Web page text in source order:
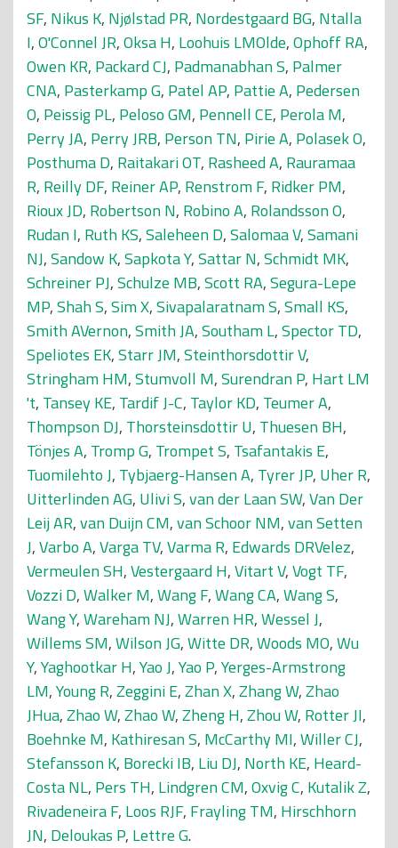
SF, Nikus K, Njølstad PR, Nordestgaard BG, Ntalla
I,O'Connel JR,Oksa H, Loohuis LMOlde,Ophoff RA,
Owen KR, Packard CJ, Padmanabhan S, Palmer
CNA, Pasterkamp G, Patel AP, Pattie A, Pedersen
O, Peissig PL, Peloso GM, Pennell CE, Perola M,
Perry JA, Perry JRB, Person TN, Pirie A, Polasek O,
Posthuma D, Raitakari OT, Rasheed A, Rauramaa
R, Reilly DF, Reiner AP, Renstrom F, Ridker PM,
Rioux JD, Robertson N, Robino A, Rolandsson O,
Rudan I, Ruth KS,Saleheen D,Salomaa V,Samani
NJ,Sandow K,Sapkota Y,Sattar N,Schmidt MK,
Schreiner PJ,Schulze MB,Scott RA,Segura-Lepe
MP,Shah S,Sim X,Sivapalaratnam S,Small KS,
Smith AVernon,Smith JA,Southam L,Spector TD,
Speliotes EK,Starr JM,Steinthorsdottir V,
Stringham HM,Stumvoll M,Surendran P, Hart LM
't, Tansey KE, Tardif J-C, Taylor KD, Teumer A,
Thompson DJ, Thorsteinsdottir U, Thuesen BH,
Tönjes A, Tromp G, Trompet S, Tsafantakis E,
Tuomilehto J, Tybjaerg-Hansen A, Tyrer JP, Uher R,
Uitterlinden AG, Ulivi S,van der Laan SW,Van Der
Leij AR,van Duijn CM,van Schoor NM,van Setten
J,Varbo A,Varga TV,Varma R, Edwards DRVelez,
Vermeulen SH,Vestergaard H,Vitart V,Vogt TF,
Vozzi D,Walker M,Wang F,Wang CA,Wang S,
Wang Y,Wareham NJ,Warren HR,Wessel J,
Willems SM,Wilson JG,Witte DR,Woods MO,Wu
Y,Yaghootkar H,Yao J,Yao P,Yerges-Armstrong
LM,Young R,Zeggini E,Zhan X,Zhang W,Zhao
JHua,Zhao W,Zhao W,Zheng H,Zhou W, Rotter JI,
Boehnke M, Kathiresan S, McCarthy MI,Willer CJ,
Stefansson K, Borecki IB, Liu DJ, North KE, Heard-
Costa NL, Pers TH, Lindgren CM,Oxvig C, Kutalik Z,
Rivadeneira F, Loos RJF, Frayling TM, Hirschhorn
JN, Deloukas P, Lettre G.